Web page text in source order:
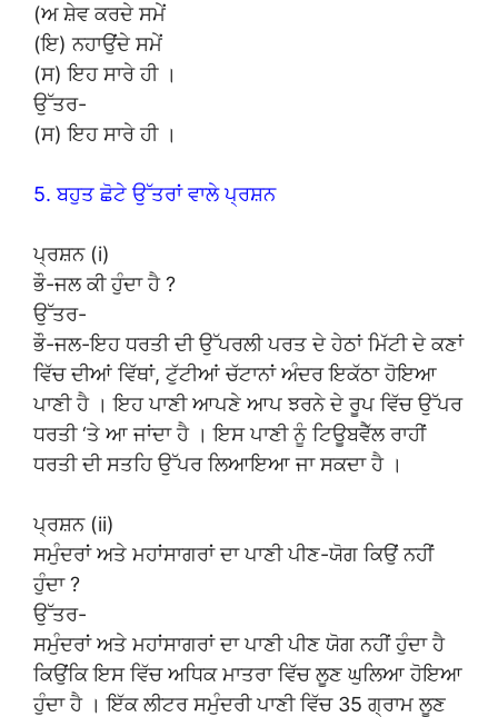
(ਅ ਸ਼ੇਵ ਕਰਦੇ ਸਮੇਂ
(ਇ) ਨਹਾਉਂਦੇ ਸਮੇਂ
(ਸ) ਇਹ ਸਾਰੇ ਹੀ ।
ਉੱਤਰ-
(ਸ) ਇਹ ਸਾਰੇ ਹੀ ।
5. ਬਹੁਤ ਛੋਟੇ ਉੱਤਰਾਂ ਵਾਲੇ ਪ੍ਰਸ਼ਨ
ਪ੍ਰਸ਼ਨ (i)
ਭੌ-ਜਲ ਕੀ ਹੁੰਦਾ ਹੈ ?
ਉੱਤਰ-
ਭੌ-ਜਲ-ਇਹ ਧਰਤੀ ਦੀ ਉੱਪਰਲੀ ਪਰਤ ਦੇ ਹੇਠਾਂ ਮਿੱਟੀ ਦੇ ਕਣਾਂ
ਵਿੱਚ ਦੀਆਂ ਵਿੱਥਾਂ, ਟੁੱਟੀਆਂ ਚੱਟਾਨਾਂ ਅੰਦਰ ਇਕੱਠਾ ਹੋਇਆ
ਪਾਣੀ ਹੈ । ਇਹ ਪਾਣੀ ਆਪਣੇ ਆਪ ਝਰਨੇ ਦੇ ਰੂਪ ਵਿੱਚ ਉੱਪਰ
ਧਰਤੀ ‘ਤੇ ਆ ਜਾਂਦਾ ਹੈ । ਇਸ ਪਾਣੀ ਨੂੰ ਟਿਊਬਵੈੱਲ ਰਾਹੀਂ
ਧਰਤੀ ਦੀ ਸਤਹਿ ਉੱਪਰ ਲਿਆਇਆ ਜਾ ਸਕਦਾ ਹੈ ।
ਪ੍ਰਸ਼ਨ (ii)
ਸਮੁੰਦਰਾਂ ਅਤੇ ਮਹਾਂਸਾਗਰਾਂ ਦਾ ਪਾਣੀ ਪੀਣ-ਯੋਗ ਕਿਉਂ ਨਹੀਂ
ਹੁੰਦਾ ?
ਉੱਤਰ-
ਸਮੁੰਦਰਾਂ ਅਤੇ ਮਹਾਂਸਾਗਰਾਂ ਦਾ ਪਾਣੀ ਪੀਣ ਯੋਗ ਨਹੀਂ ਹੁੰਦਾ ਹੈ
ਕਿਉਂਕਿ ਇਸ ਵਿੱਚ ਅਧਿਕ ਮਾਤਰਾ ਵਿੱਚ ਲੂਣ ਘੁਲਿਆ ਹੋਇਆ
ਹੁੰਦਾ ਹੈ । ਇੱਕ ਲੀਟਰ ਸਮੁੰਦਰੀ ਪਾਣੀ ਵਿੱਚ 35 ਗ੍ਰਾਮ ਲੂਣ